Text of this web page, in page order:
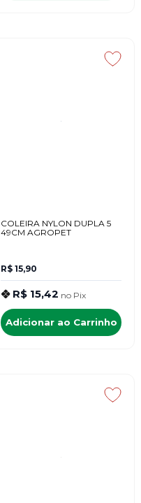
COLEIRA NYLON DUPLA 5
49CM AGROPET
R$ 15,90
R$ 15,42 no Pix
Adicionar ao Carrinho